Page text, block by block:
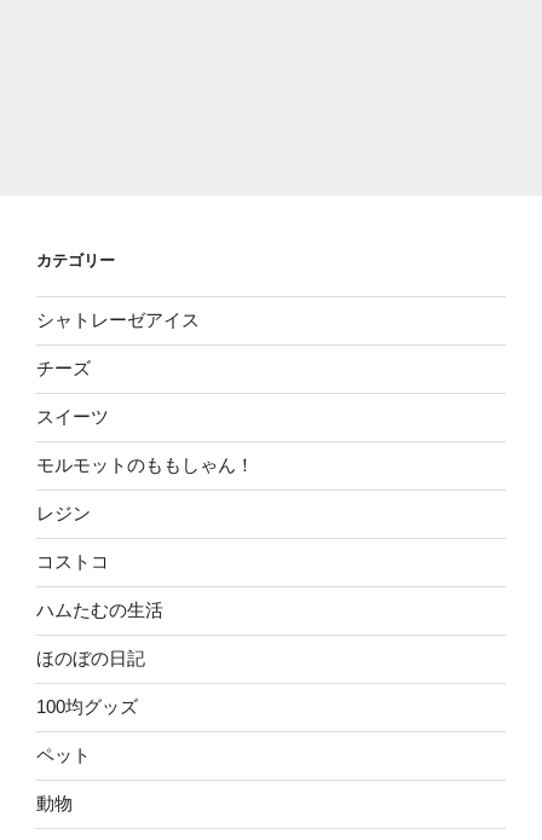
カテゴリー
シャトレーゼアイス
チーズ
スイーツ
モルモットのももしゃん！
レジン
コストコ
ハムたむの生活
ほのぼの日記
100均グッズ
ペット
動物